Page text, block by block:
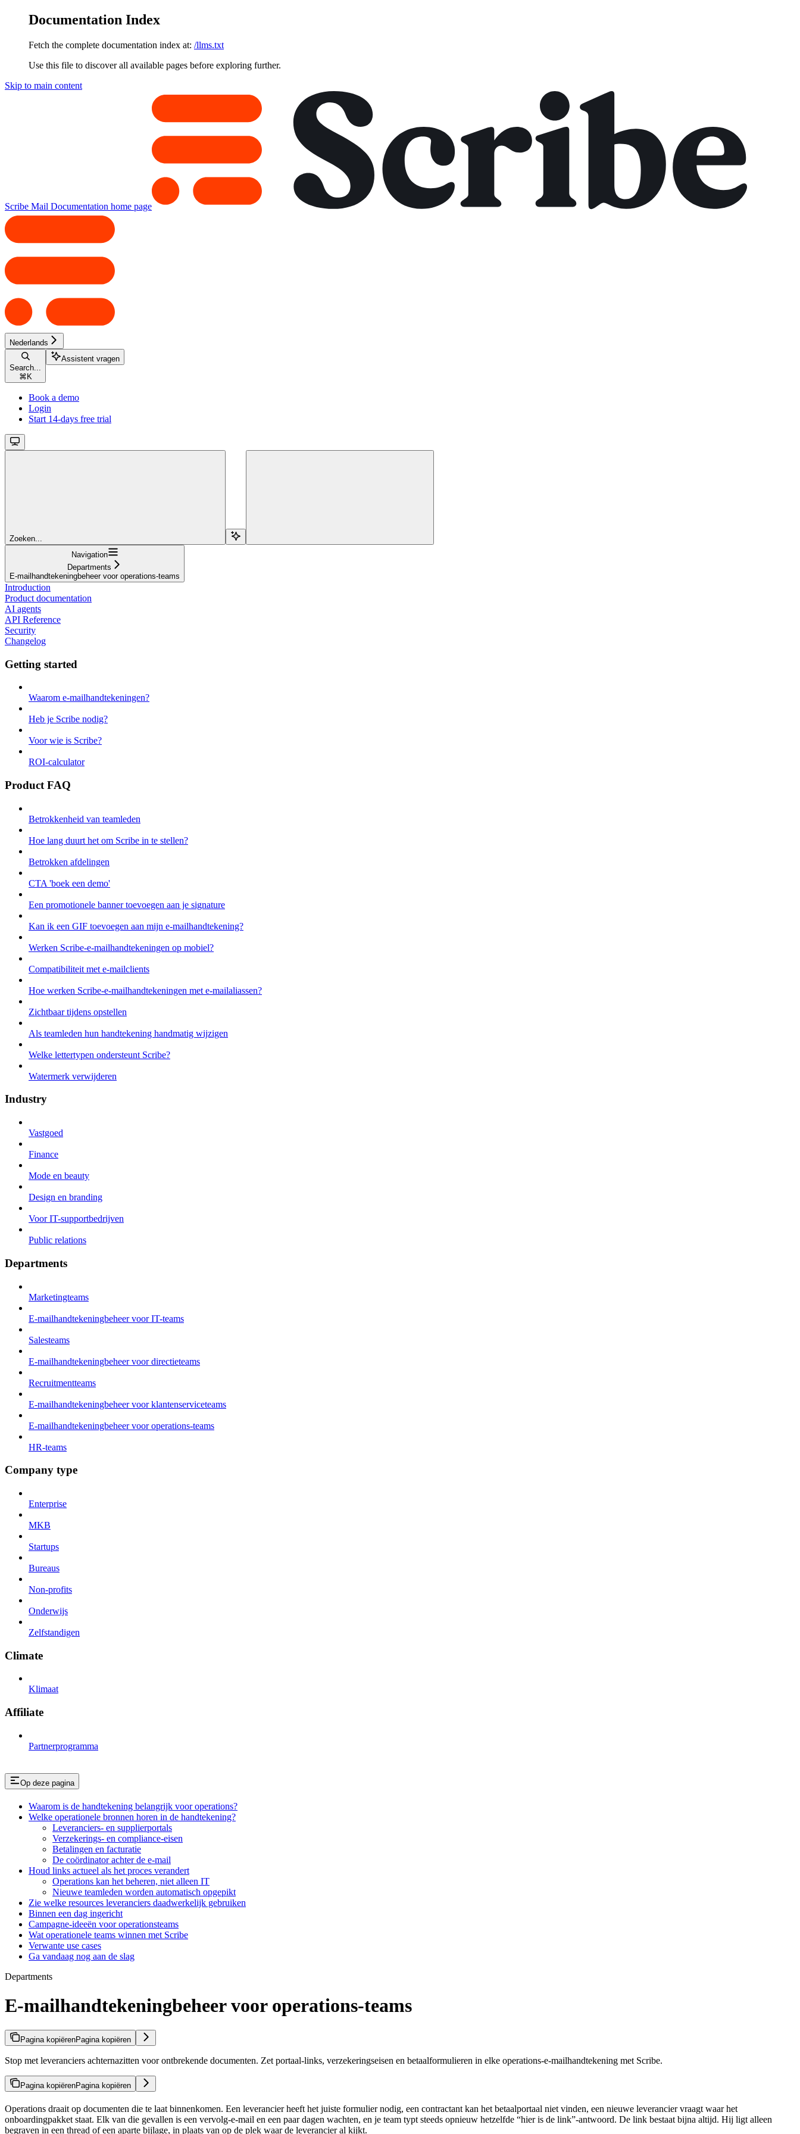
Documentation Index
Fetch the complete documentation index at: /llms.txt
Use this file to discover all available pages before exploring further.
Skip to main content
Scribe Mail Documentation home page
Nederlands
Search...
⌘ K
Assistent vragen
Book a demo
Login
Start 14-days free trial
Zoeken...
Navigation
Departments
E-mailhandtekeningbeheer voor operations-teams
Introduction
Product documentation
AI agents
API Reference
Security
Changelog
Getting started
Waarom e-mailhandtekeningen?
Heb je Scribe nodig?
Voor wie is Scribe?
ROI-calculator
Product FAQ
Betrokkenheid van teamleden
Hoe lang duurt het om Scribe in te stellen?
Betrokken afdelingen
CTA 'boek een demo'
Een promotionele banner toevoegen aan je signature
Kan ik een GIF toevoegen aan mijn e-mailhandtekening?
Werken Scribe-e-mailhandtekeningen op mobiel?
Compatibiliteit met e-mailclients
Hoe werken Scribe-e-mailhandtekeningen met e-mailaliassen?
Zichtbaar tijdens opstellen
Als teamleden hun handtekening handmatig wijzigen
Welke lettertypen ondersteunt Scribe?
Watermerk verwijderen
Industry
Vastgoed
Finance
Mode en beauty
Design en branding
Voor IT-supportbedrijven
Public relations
Departments
Marketingteams
E-mailhandtekeningbeheer voor IT-teams
Salesteams
E-mailhandtekeningbeheer voor directieteams
Recruitmentteams
E-mailhandtekeningbeheer voor klantenserviceteams
E-mailhandtekeningbeheer voor operations-teams
HR-teams
Company type
Enterprise
MKB
Startups
Bureaus
Non-profits
Onderwijs
Zelfstandigen
Climate
Klimaat
Affiliate
Partnerprogramma
Op deze pagina
Waarom is de handtekening belangrijk voor operations?
Welke operationele bronnen horen in de handtekening?
Leveranciers- en supplierportals
Verzekerings- en compliance-eisen
Betalingen en facturatie
De coördinator achter de e-mail
Houd links actueel als het proces verandert
Operations kan het beheren, niet alleen IT
Nieuwe teamleden worden automatisch opgepikt
Zie welke resources leveranciers daadwerkelijk gebruiken
Binnen een dag ingericht
Campagne-ideeën voor operationsteams
Wat operationele teams winnen met Scribe
Verwante use cases
Ga vandaag nog aan de slag
Departments
E-mailhandtekeningbeheer voor operations-teams
Pagina kopiërenPagina kopiëren
Stop met leveranciers achternazitten voor ontbrekende documenten. Zet portaal-links, verzekeringseisen en betaalformulieren in elke operations-e-mailhandtekening met Scribe.
Pagina kopiërenPagina kopiëren
Operations draait op documenten die te laat binnenkomen. Een leverancier heeft het juiste formulier nodig, een contractant kan het betaalportaal niet vinden, een nieuwe leverancier vraagt waar het
onboardingpakket staat. Elk van die gevallen is een vervolg-e-mail en een paar dagen wachten, en je team typt steeds opnieuw hetzelfde “hier is de link”-antwoord. De link bestaat bijna altijd. Hij ligt alleen
begraven in een thread of een aparte bijlage, in plaats van op de plek waar de leverancier al kijkt.